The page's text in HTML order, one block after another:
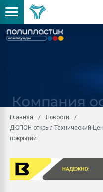
Главная
Новости
ДЮПОН открыл Технический
покрытий